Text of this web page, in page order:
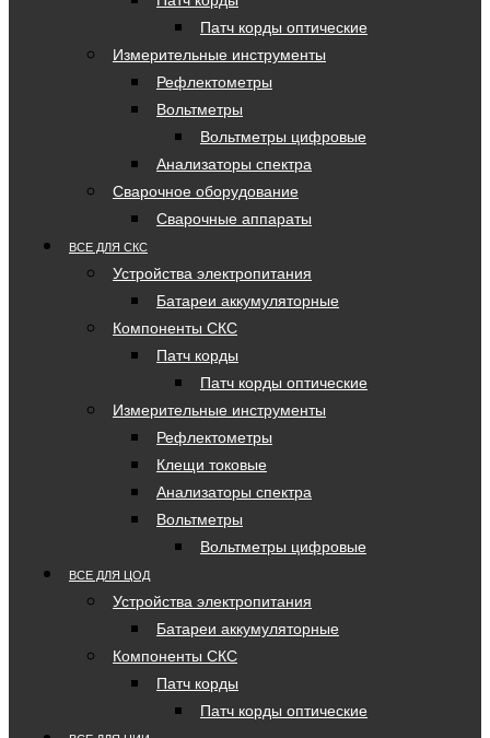
Патч корды оптические
Измерительные инструменты
Рефлектометры
Вольтметры
Вольтметры цифровые
Анализаторы спектра
Сварочное оборудование
Сварочные аппараты
ВСЕ ДЛЯ СКС
Устройства электропитания
Батареи аккумуляторные
Компоненты СКС
Патч корды
Патч корды оптические
Измерительные инструменты
Рефлектометры
Клещи токовые
Анализаторы спектра
Вольтметры
Вольтметры цифровые
ВСЕ ДЛЯ ЦОД
Устройства электропитания
Батареи аккумуляторные
Компоненты СКС
Патч корды
Патч корды оптические